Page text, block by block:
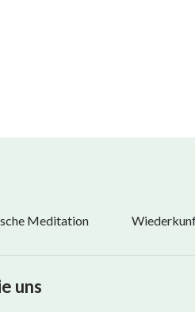
Gott nicht wahrhaftig?
Meditation
uns